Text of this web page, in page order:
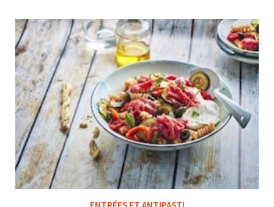
ENTRÉES ET ANTIPASTI